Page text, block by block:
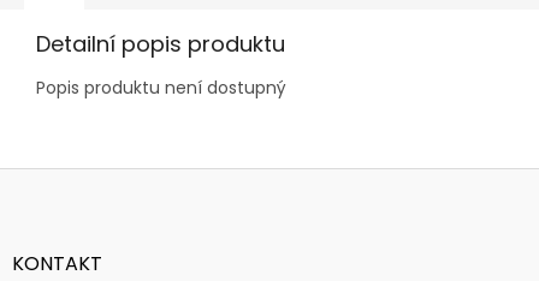
Detailní popis produktu
Popis produktu není dostupný
Z
aKONTAKT